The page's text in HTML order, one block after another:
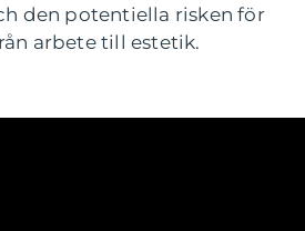
den potentiella risken för
arbete till estetik.